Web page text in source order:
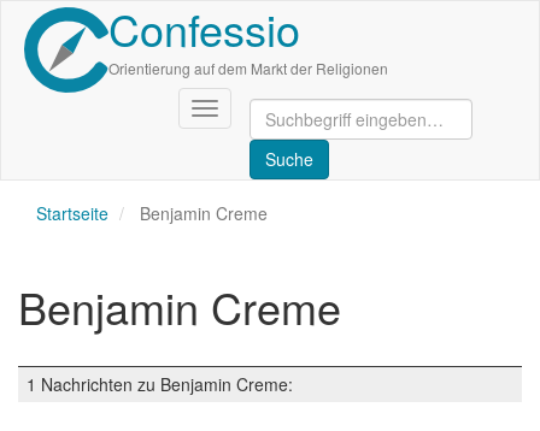
Direkt
zum
Inhalt
Confessio
Orientierung auf dem Markt der Religionen
Navigation
aktivieren/deaktivieren
Startseite Benjamin Creme
Benjamin Creme
1 Nachrichten zu Benjamin Creme: